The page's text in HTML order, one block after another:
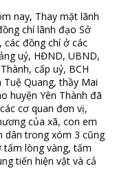
nay, Thay mặt lãnh
chí lãnh đạo Sở
các đồng chí ở các
uỷ, HĐND, UBND,
cấp uỷ, BCH
Quang, thầy Mai
huyện Yên Thành đã
cơ quan đơn vị,
của xã, con em
dân trong xóm 3 cũng
tấm lòng vàng, tấm
tiến hiện vật và cả